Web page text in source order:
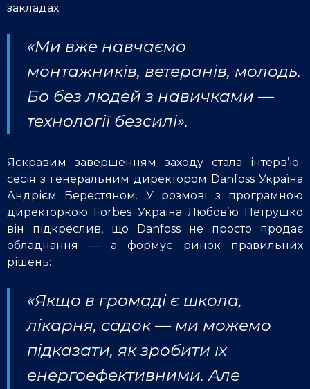
закладах:
«Ми вже навчаємо
монтажників, ветеранів, молодь.
Бо без людей з навичками —
технології безсилі».
Яскравим завершенням заходу стала інтерв’ю-
сесія з генеральним директором Danfoss Україна
Андрієм Берестяном. У розмові з програмною
директоркою Forbes Україна Любов’ю Петрушко
він підкреслив, що Danfoss не просто продає
обладнання — а формує ринок правильних
рішень:
«Якщо в громаді є школа,
лікарня, садок — ми можемо
підказати, як зробити їх
енергоефективними. Але